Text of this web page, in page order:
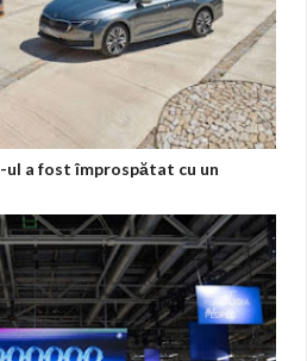
a fost împrospătat cu un